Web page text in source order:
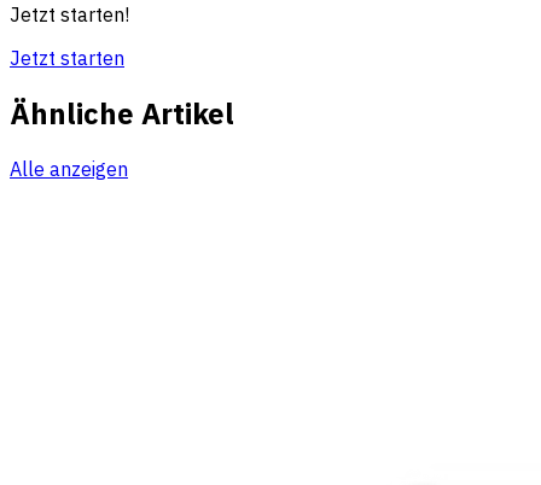
Jetzt starten!
Jetzt starten
Ähnliche Artikel
Alle anzeigen